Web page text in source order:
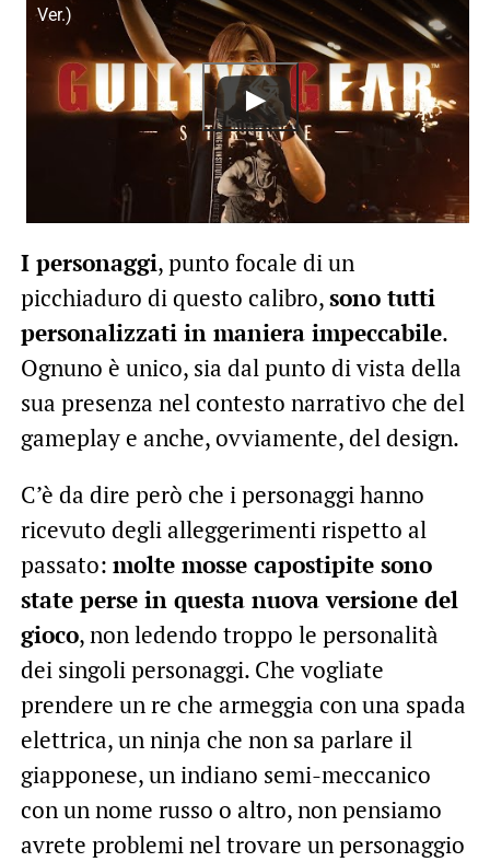
Ver.)
I personaggi, punto focale di un
picchiaduro di questo calibro,sono tutti
personalizzati in maniera impeccabile.
Ognuno è unico, sia dal punto di vista della
sua presenza nel contesto narrativo che del
gameplay e anche, ovviamente, del design.
C’è da dire però che i personaggi hanno
ricevuto degli alleggerimenti rispetto al
passato: molte mosse capostipite sono
state perse in questa nuova versione del
gioco, non ledendo troppo le personalità
dei singoli personaggi. Che vogliate
prendere un re che armeggia con una spada
elettrica, un ninja che non sa parlare il
giapponese, un indiano semi-meccanico
con un nome russo o altro, non pensiamo
avrete problemi nel trovare un personaggio